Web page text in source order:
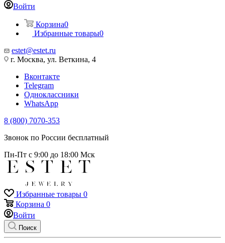
Войти
Корзина0
Избранные товары0
estet@estet.ru
г. Москва, ул. Веткина, 4
Вконтакте
Telegram
Одноклассники
WhatsApp
8 (800) 7070-353
Звонок по России бесплатный
Пн-Пт с 9:00 до 18:00 Мск
Избранные товары 0
Корзина 0
Войти
Поиск